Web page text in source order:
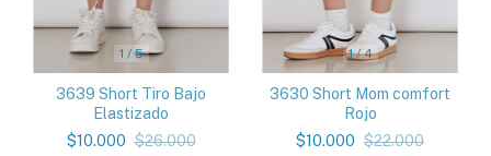
1 /5
3639 Short Tiro Bajo
Elastizado
$10.000 $26.000
1/4
3630 Short Mom comfort
Rojo
$10.000 $22.000